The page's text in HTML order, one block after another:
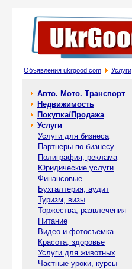
Объявления ukrgood.com Услуги
Авто. Мото. Транспорт
Недвижимость
Покупка/Продажа
Услуги
Услуги для бизнеса
Партнеры по бизнесу
Полиграфия, реклама
Юридические услуги
Финансовые
Бухгалтерия, аудит
Туризм, визы
Торжества, развлечения
Питание
Видео и фотосъемка
Красота, здоровье
Услуги для животных
Частные уроки, курсы